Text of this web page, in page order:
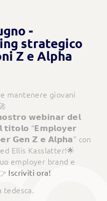
-
strategico
Z e Alpha
mantenere giovani
𝘄𝗲𝗯𝗶𝗻𝗮𝗿 𝗱𝗲𝗹
𝘁𝗶𝘁𝗼𝗹𝗼 “𝗘𝗺𝗽𝗹𝗼𝘆𝗲𝗿
𝗚𝗲𝗻 𝗭 𝗲 𝗔𝗹𝗽𝗵𝗮” con
Ellis Kasslatter!🌟
employer brand e
Iscriviti ora!
tedesca.